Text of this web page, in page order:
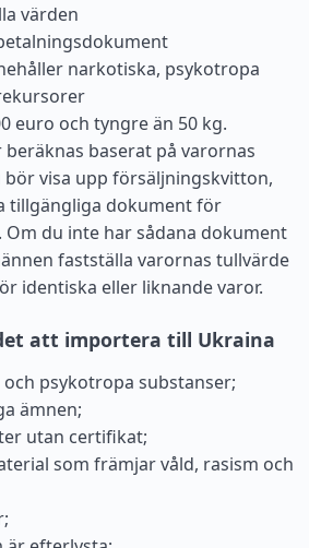
värden
narkotiska, psykotropa
euro och tyngre än 50 kg.
beräknas baserat på varornas
visa upp försäljningskvitton,
tillgängliga dokument för
du inte har sådana dokument
fastställa varornas tullvärde
identiska eller liknande varor.
att importera till Ukraina
psykotropa substanser;
ämnen;
utan certifikat;
som främjar våld, rasism och